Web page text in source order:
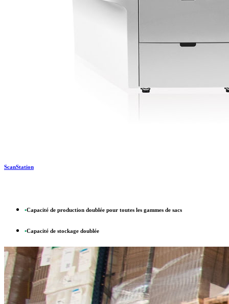
ScanStation
•Capacité de production doublée pour toutes les gammes de sacs
•Capacité de stockage doublée